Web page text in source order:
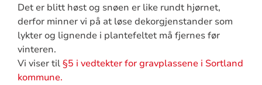
Det er blitt høst og snøen er like rundt hjørnet,
derfor minner vi på at løse dekorgjenstander som
lykter og lignende i plantefeltet må fjernes før
vinteren.
Vi viser til§5 i vedtekter for gravplassene i Sortland
kommune.